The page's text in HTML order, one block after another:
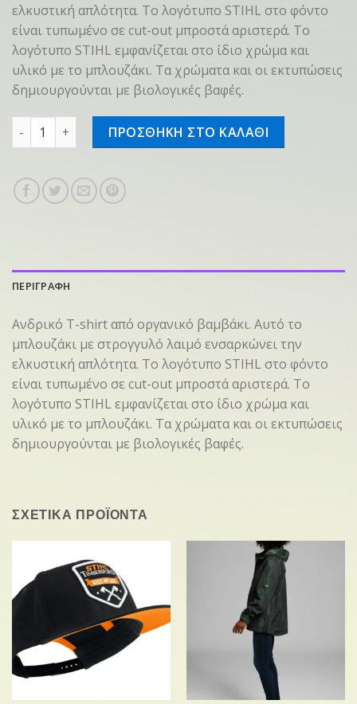
ελκυστική απλότητα. Το λογότυπο STIHL στο φόντο
είναι τυπωμένο σε cut-out μπροστά αριστερά. Το
λογότυπο STIHL εμφανίζεται στο ίδιο χρώμα και
υλικό με το μπλουζάκι. Τα χρώματα και οι εκτυπώσεις
δημιουργούνται με βιολογικές βαφές.
T-shirt SUSTAINABLE LOGO Μπλε, S ποσότητα
ΠΡΟΣΘΗΚΗ ΣΤΟ ΚΑΛΑΘΙ
ΠΕΡΙΓΡΑΦΗ
Ανδρικό T-shirt από οργανικό βαμβάκι. Αυτό το
μπλουζάκι με στρογγυλό λαιμό ενσαρκώνει την
ελκυστική απλότητα. Το λογότυπο STIHL στο φόντο
είναι τυπωμένο σε cut-out μπροστά αριστερά. Το
λογότυπο STIHL εμφανίζεται στο ίδιο χρώμα και
υλικό με το μπλουζάκι. Τα χρώματα και οι εκτυπώσεις
δημιουργούνται με βιολογικές βαφές.
ΣΧΕΤΙΚΑ ΠΡΟΪΟΝΤΑ